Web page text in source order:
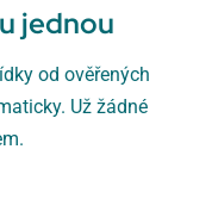
jednou
od ověřených
Už žádné